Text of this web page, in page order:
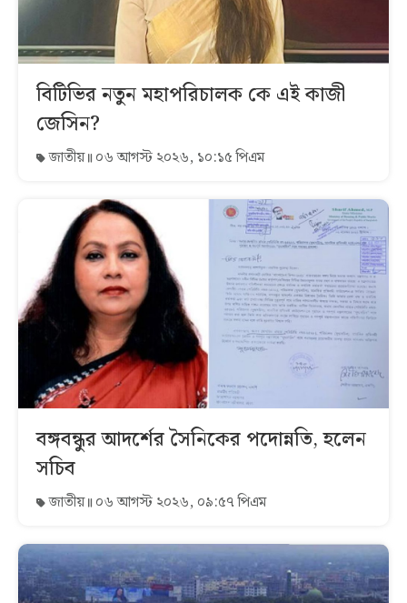
বিটিভির নতুন মহাপরিচালক কে এই কাজী
জেসিন?
জাতীয় ০৬ আগস্ট ২০২৬, ১০:১৫ পিএম
বঙ্গবন্ধুর আদর্শের সৈনিকের পদোন্নতি, হলেন
সচিব
জাতীয় ০৬ আগস্ট ২০২৬, ০৯:৫৭ পিএম